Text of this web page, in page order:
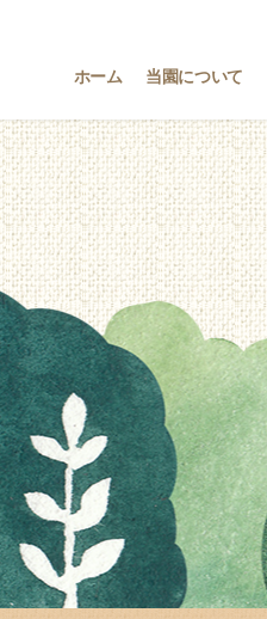
ホーム 当園について